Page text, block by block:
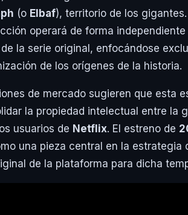
(o Elbaf), territorio de los
operará de forma independiente
la serie original, enfocándose
de los orígenes de la historia.
de mercado sugieren que esta
la propiedad intelectual entre la
usuarios de Netflix. El estreno de
una pieza central en la estrategia
de la plataforma para dicha